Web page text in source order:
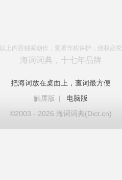
以上内容独家创作，受著作权保护，侵权必究
海词词典，十七年品牌
把海词放在桌面上，查词最方便
触屏版
|
电脑版
©2003 - 2026 海词词典(Dict.cn)